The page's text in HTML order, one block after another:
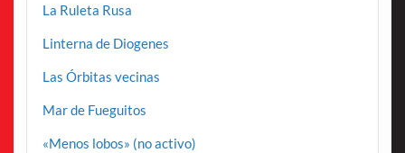
La Ruleta Rusa
Linterna de Diogenes
Las Órbitas vecinas
Mar de Fueguitos
«Menos lobos» (no activo)